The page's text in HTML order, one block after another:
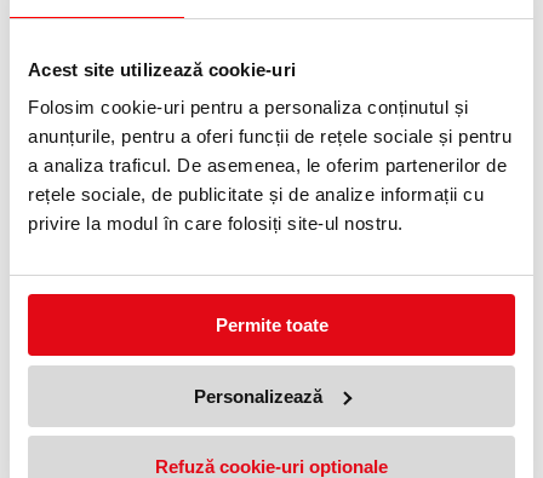
Acest site utilizează cookie-uri
Folosim cookie-uri pentru a personaliza conținutul și
anunțurile, pentru a oferi funcții de rețele sociale și pentru
a analiza traficul. De asemenea, le oferim partenerilor de
rețele sociale, de publicitate și de analize informații cu
privire la modul în care folosiți site-ul nostru.
Permite toate
Personalizează
Refuză cookie-uri optionale
Adauga in wishlist
Index din polipropilenă, destinat organizării eficiente a
documentelor arhivate în bibliorafturi sau caiete mecanice.
Prevăzut cu pagină de sumar pentru descrierea conținutului.
Pagina de sumar beneficiază de margine perforată și ranforsată,
pentru mai multă rezistență.
Prevăzut cu 11 perforații pentru arhivare în biblioraft și caiete
Format A4
Polipropilenă (PP) de 0,12 mm
Culoare: Gri